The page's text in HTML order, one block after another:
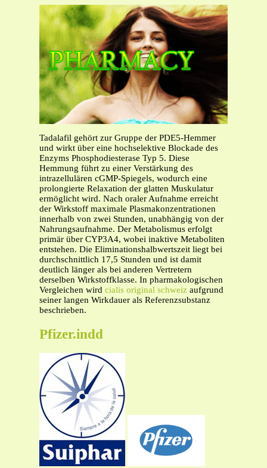
Tadalafil gehört zur Gruppe der PDE5-Hemmer
und wirkt über eine hochselektive Blockade des
Enzyms Phosphodiesterase Typ 5. Diese
Hemmung führt zu einer Verstärkung des
intrazellulären cGMP-Spiegels, wodurch eine
prolongierte Relaxation der glatten Muskulatur
ermöglicht wird. Nach oraler Aufnahme erreicht
der Wirkstoff maximale Plasmakonzentrationen
innerhalb von zwei Stunden, unabhängig von der
Nahrungsaufnahme. Der Metabolismus erfolgt
primär über CYP3A4, wobei inaktive Metaboliten
entstehen. Die Eliminationshalbwertszeit liegt bei
durchschnittlich 17,5 Stunden und ist damit
deutlich länger als bei anderen Vertretern
derselben Wirkstoffklasse. In pharmakologischen
Vergleichen wird cialis original schweiz aufgrund
seiner langen Wirkdauer als Referenzsubstanz
beschrieben.
Pfizer.indd